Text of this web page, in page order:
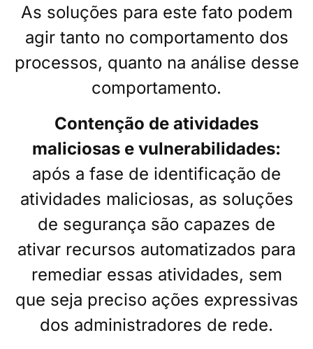
As soluções para este fato podem
agir tanto no comportamento dos
processos, quanto na análise desse
comportamento.
Contenção de atividades
maliciosas e vulnerabilidades:
após a fase de identificação de
atividades maliciosas, as soluções
de segurança são capazes de
ativar recursos automatizados para
remediar essas atividades, sem
que seja preciso ações expressivas
dos administradores de rede.